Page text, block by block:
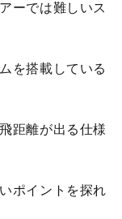
ーでは難しいス
を搭載している
距離が出る仕様
ポイントを探れ